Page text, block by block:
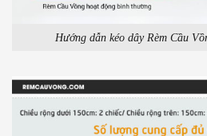
Hướng dẫn kéo dây Rèm Cầu